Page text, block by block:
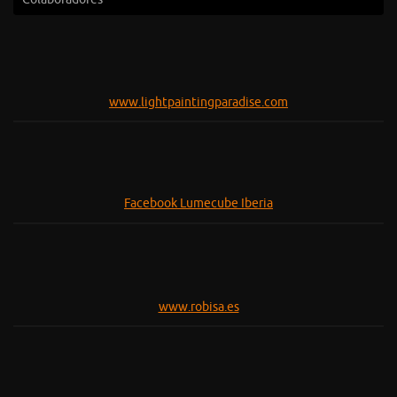
www.lightpaintingparadise.com
Facebook Lumecube Iberia
www.robisa.es